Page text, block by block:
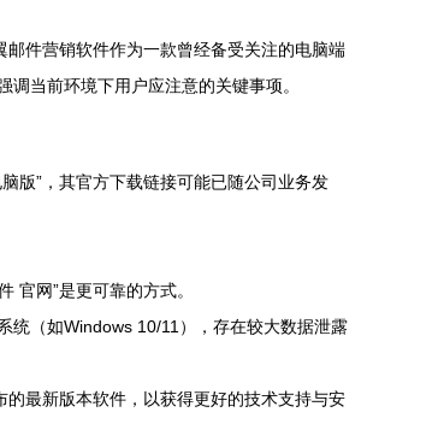
件营销软件作为一款曾经备受关注的电脑端
当前环境下用户应注意的关键事项。
版”，其官方下载链接可能已随公司业务发
官网”是更可靠的方式。
统（如Windows 10/11），存在较大数据泄露
最新版本软件，以获得更好的技术支持与安